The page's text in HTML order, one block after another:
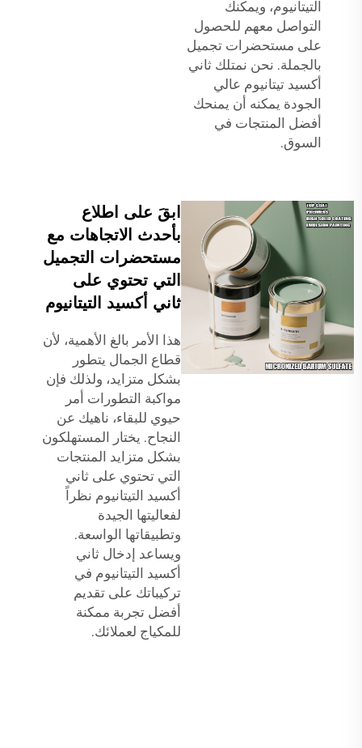
التيتانيوم، ويمكنك
التواصل معهم للحصول
على مستحضرات تجميل
بالجملة. نحن نمتلك ثاني
أكسيد تيتانيوم عالي
الجودة يمكنه أن يمنحك
أفضل المنتجات في
السوق.
ابقَ على اطلاع
بأحدث الاتجاهات مع
مستحضرات التجميل
التي تحتوي على
ثاني أكسيد التيتانيوم
هذا الأمر بالغ الأهمية، لأن
قطاع الجمال يتطور
بشكل متزايد، ولذلك فإن
مواكبة التطورات أمر
حيوي للبقاء، ناهيك عن
النجاح. يختار المستهلكون
بشكل متزايد المنتجات
التي تحتوي على ثاني
أكسيد التيتانيوم نظراً
لفعاليتها الجيدة
وتطبيقاتها الواسعة.
ويساعد إدخال ثاني
أكسيد التيتانيوم في
تركيباتك على تقديم
أفضل تجربة ممكنة
للمكياج لعملائك.